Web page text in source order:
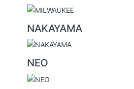
NAKAYAMA
NEO